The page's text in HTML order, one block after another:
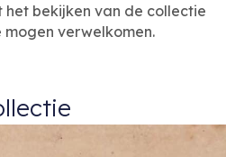
het bekijken van de collectie
mogen verwelkomen.